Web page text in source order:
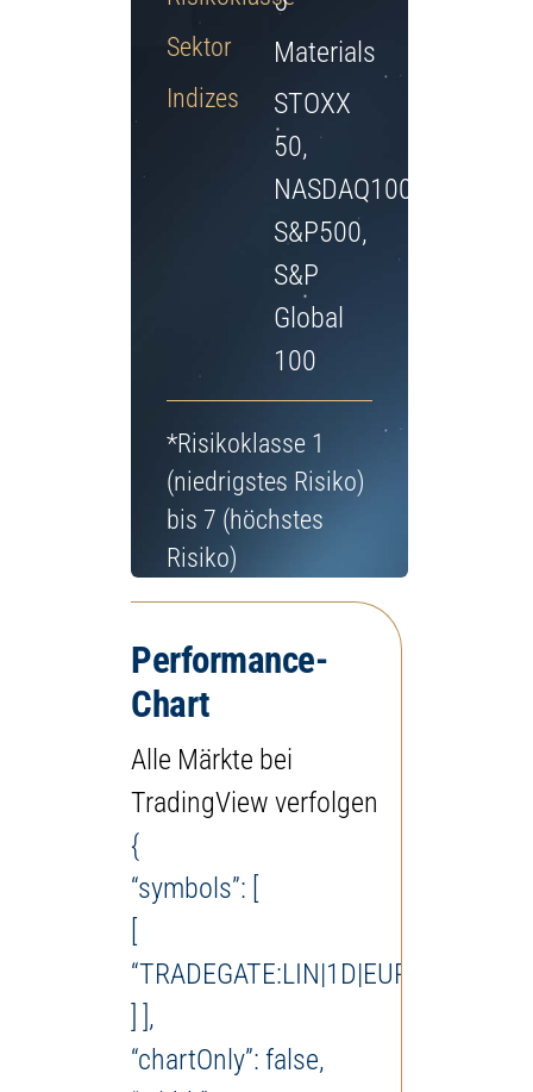
Sektor Materials
Indizes
STOXX
50,
NASDAQ100,
S&P500,
S&P
Global
100
*Risikoklasse 1
(niedrigstes Risiko)
bis 7 (höchstes
Risiko)
Performance-
Chart
Alle Märkte bei
TradingView verfolgen
{
“symbols”: [
“TRADEGATE:LIN|1D|EUR”
] ],
“chartOnly”: false,